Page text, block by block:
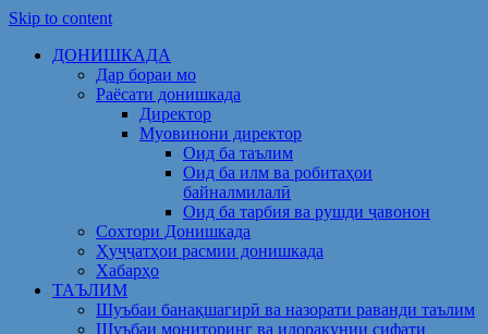
Skip to content
ДОНИШКАДА
Дар бораи мо
Раёсати донишкада
Директор
Муовинони директор
Оид ба таълим
Оид ба илм ва робитаҳои
байналмилалӣ
Оид ба тарбия ва рушди ҷавонон
Сохтори Донишкада
Ҳуҷҷатҳои расмии донишкада
Хабарҳо
ТАЪЛИМ
Шуъбаи банақшагирӣ ва назорати раванди таълим
Шуъбаи мониторинг ва идоракунии сифати